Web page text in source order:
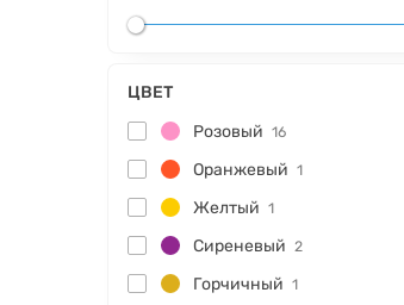
ЦВЕТ
Розовый 16
Оранжевый 1
Желтый 1
Сиреневый 2
Горчичный 1